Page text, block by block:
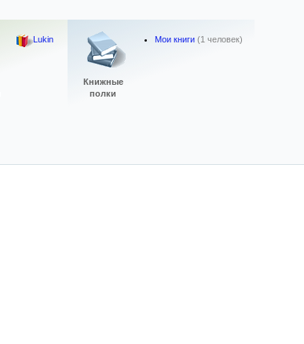
Lukin
Книжные
полки
Мои книги (1 человек)